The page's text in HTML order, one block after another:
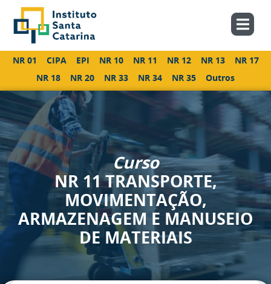
NR 01 CIPA EPI NR 10 NR 11 NR 12 NR 13
NR 17
NR 18
NR 20 NR 33 NR 34 NR 35 Outros
Curso
NR 11 TRANSPORTE,
MOVIMENTAÇÃO,
ARMAZENAGEM E MANUSEIO
DE MATERIAIS